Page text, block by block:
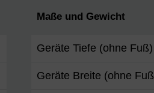
Maße und Gewicht
Geräte Tiefe (ohne Fuß)
Geräte Breite (ohne